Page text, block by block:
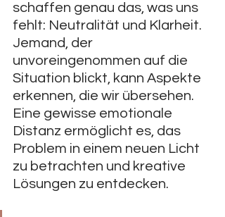
schaffen genau das, was uns
fehlt: Neutralität und Klarheit.
Jemand, der
unvoreingenommen auf die
Situation blickt, kann Aspekte
erkennen, die wir übersehen.
Eine gewisse emotionale
Distanz ermöglicht es, das
Problem in einem neuen Licht
zu betrachten und kreative
Lösungen zu entdecken.